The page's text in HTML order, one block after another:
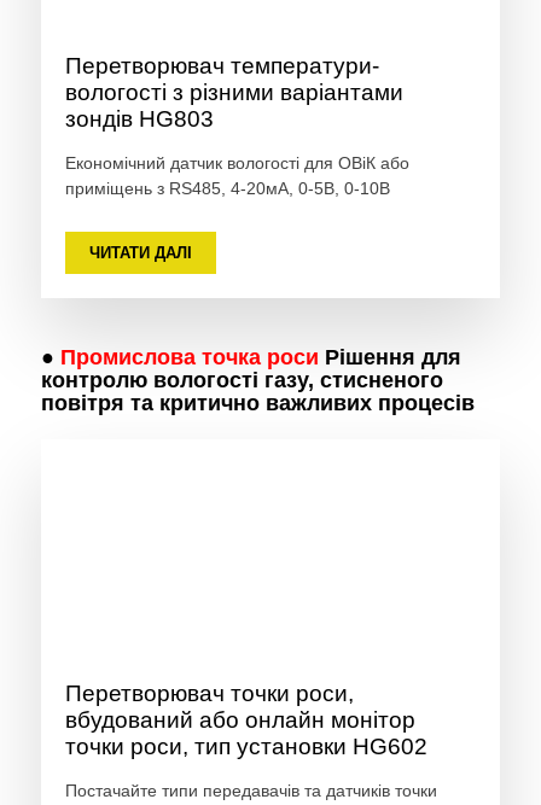
Перетворювач температури-
вологості з різними варіантами
зондів HG803
Економічний датчик вологості для ОВіК або
приміщень з RS485, 4-20мА, 0-5В, 0-10В
ЧИТАТИ ДАЛІ
● Промислова точка роси Рішення для
контролю вологості газу, стисненого
повітря та критично важливих процесів
Перетворювач точки роси,
вбудований або онлайн монітор
точки роси, тип установки HG602
Постачайте типи передавачів та датчиків точки